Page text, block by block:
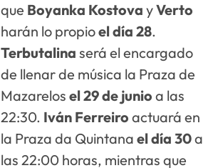
que Boyanka Kostova yVerto
harán lo propioel día 28.
Terbutalina será el encargado
de llenar de música la Praza de
Mazarelos el 29 de junio a las
22:30. Iván Ferreiro actuará en
la Praza da Quintana el día 30a
las 22:00 horas, mientras que